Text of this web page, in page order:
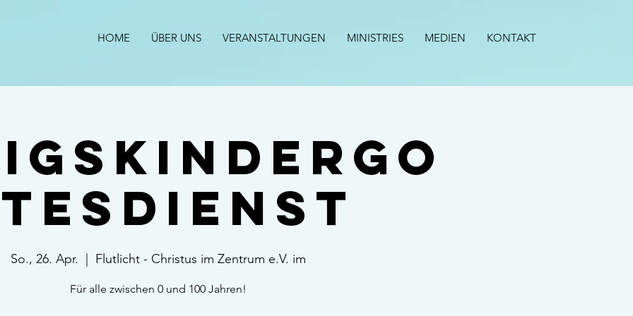
HOME ÜBER UNS VERANSTALTUNGEN MINISTRIES MEDIEN KONTAKT
So., 26. Apr. Flutlicht - Christus im Zentrum e.V. im
Für alle zwischen 0 und 100 Jahren!